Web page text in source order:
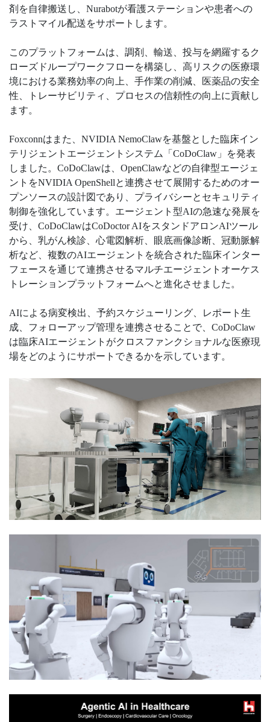
剤を自律搬送し、Nurabotが看護ステーションや患者への
ラストマイル配送をサポートします。
このプラットフォームは、調剤、輸送、投与を網羅するク
ローズドループワークフローを構築し、高リスクの医療環
境における業務効率の向上、手作業の削減、医薬品の安全
性、トレーサビリティ、プロセスの信頼性の向上に貢献し
ます。
Foxconnはまた、NVIDIA NemoClawを基盤とした臨床イン
テリジェントエージェントシステム「CoDoClaw」を発表
しました。CoDoClawは、OpenClawなどの自律型エージェ
ントをNVIDIA OpenShellと連携させて展開するためのオー
プンソースの設計図であり、プライバシーとセキュリティ
制御を強化しています。エージェント型AIの急速な発展を
受け、CoDoClawはCoDoctor AIをスタンドアロンAIツール
から、乳がん検診、心電図解析、眼底画像診断、冠動脈解
析など、複数のAIエージェントを統合された臨床インター
フェースを通じて連携させるマルチエージェントオーケス
トレーションプラットフォームへと進化させました。
AIによる病変検出、予約スケジューリング、レポート生
成、フォローアップ管理を連携させることで、CoDoClaw
は臨床AIエージェントがクロスファンクショナルな医療現
場をどのようにサポートできるかを示しています。